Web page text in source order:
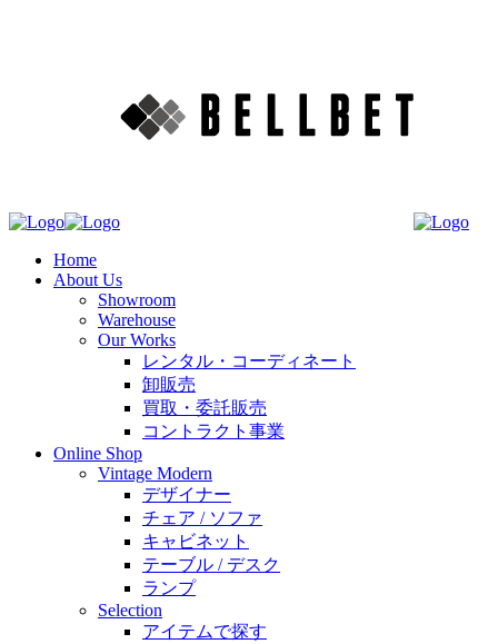
Home
About Us
Showroom
Warehouse
Our Works
レンタル・コーディネート
卸販売
買取・委託販売
コントラクト事業
Online Shop
Vintage Modern
デザイナー
チェア / ソファ
キャビネット
テーブル / デスク
ランプ
Selection
アイテムで探す